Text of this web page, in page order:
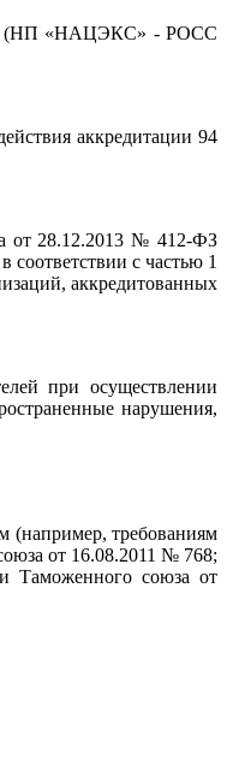
(НП «НАЦЭКС» - РОСС
аккредитации 94
от 28.12.2013 № 412-ФЗ
с частью 1
аккредитованных
при осуществлении
нарушения,
(например, требованиям
от 16.08.2011 № 768;
Таможенного союза от